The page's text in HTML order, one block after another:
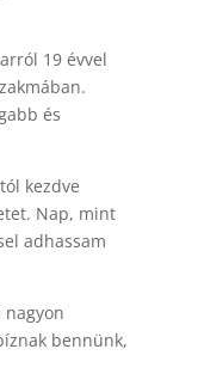
19 évvel
és
kezdve
Nap, mint
adhassam
nagyon
bennünk,